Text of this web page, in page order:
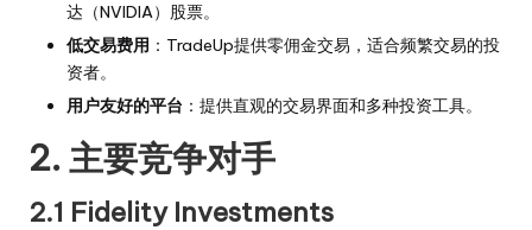
达（NVIDIA）股票。
低交易费用 ：TradeUp提供零佣金交易，适合频繁交易的投
资者。
用户友好的平台 ：提供直观的交易界面和多种投资工具。
2. 主要竞争对手
2.1 Fidelity Investments